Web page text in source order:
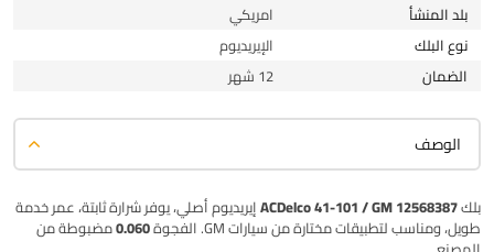
بلد المنشأ
امريكي
نوع البلك
الإيريديوم
الضمان
12 شهر
الوصف
بلكACDelco 41-101 / GM 12568387إيريديوم أصلي، يوفر شرارة ثابتة، عمر خدمة
طويل، ومناسب لتطبيقات مختارة من سيارات GM. الفجوة 0.060مضبوطة من